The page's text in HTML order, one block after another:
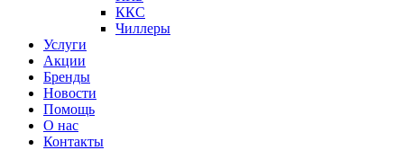
ККС
Чиллеры
Услуги
Акции
Бренды
Новости
Помощь
О нас
Контакты